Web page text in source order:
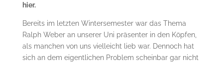
hier.
Bereits im letzten Wintersemester war das Thema
Ralph Weber an unserer Uni präsenter in den Köpfen,
als manchen von uns vielleicht lieb war. Dennoch hat
sich an dem eigentlichen Problem scheinbar gar nicht